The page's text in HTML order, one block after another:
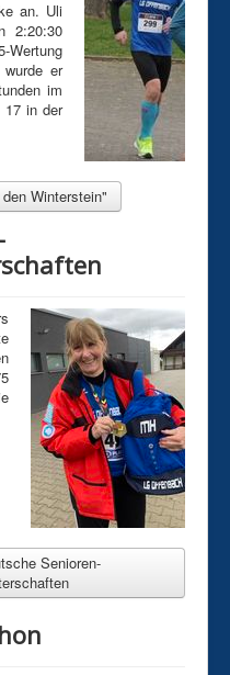
an. Uli
2:20:30
Wertung
er
im
17 in der
Winterstein"
Senioren-